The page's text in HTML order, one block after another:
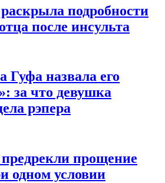
подробности
после инсульта
Гуфа назвала его
за что девушка
рэпера
прощение
одном условии